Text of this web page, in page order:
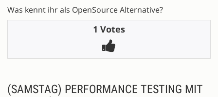
Was kennt ihr als OpenSource Alternative?
1 Votes
(SAMSTAG) PERFORMANCE TESTING MIT